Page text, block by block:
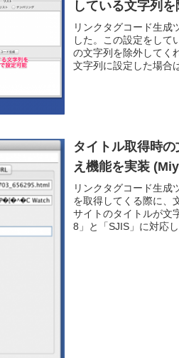
している文字列
リンクタグコード生成
した。この設定をして
の文字列を除外してく
文字列に設定した場合
タイトル取得時
え機能を実装
リンクタグコード生成
を取得してくる際に、
サイトのタイトルが文
8」と「SJIS」に対応